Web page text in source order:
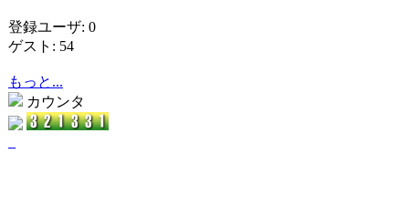
登録ユーザ: 0
ゲスト: 54
もっと...
カウンタ